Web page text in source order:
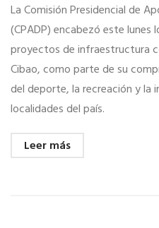
La Comisión Presidencial de
(CPADP) encabezó este
proyectos de infraestructura
Cibao, como parte de su
del deporte, la recreación y la
localidades del país.
Leer más